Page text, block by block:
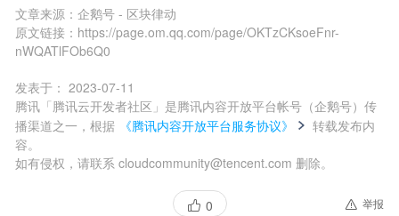
文章来源： 企鹅号 - 区块律动
原文链接： https://page.om.qq.com/page/OKTzCKsoeFnr-
nWQATlFOb6Q0
发表于： 2023-07-11
腾讯「腾讯云开发者社区」是腾讯内容开放平台帐号（企鹅号）传
播渠道之一，根据
《腾讯内容开放平台服务协议》
转载发布内
容。
如有侵权，请联系 cloudcommunity@tencent.com 删除。
0 举报